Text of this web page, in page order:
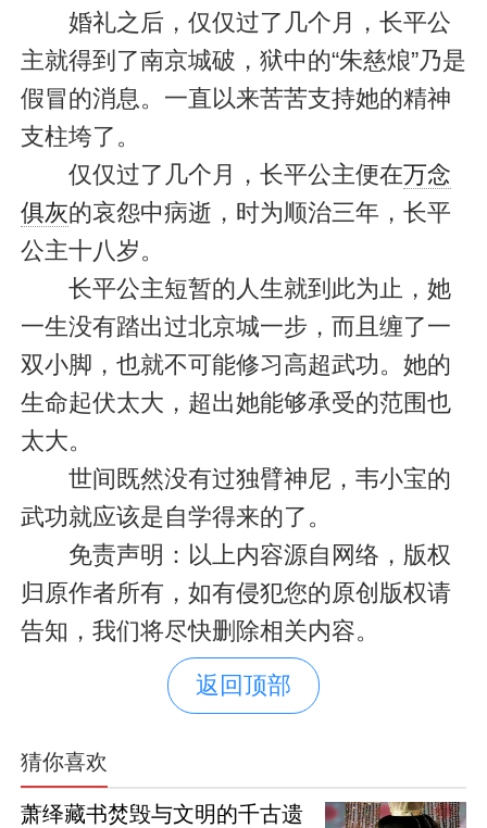
婚礼之后，仅仅过了几个月，长平公
主就得到了南京城破，狱中的“朱慈烺”乃是
假冒的消息。一直以来苦苦支持她的精神
支柱垮了。
仅仅过了几个月，长平公主便在万念
俱灰的哀怨中病逝，时为顺治三年，长平
公主十八岁。
长平公主短暂的人生就到此为止，她
一生没有踏出过北京城一步，而且缠了一
双小脚，也就不可能修习高超武功。她的
生命起伏太大，超出她能够承受的范围也
太大。
世间既然没有过独臂神尼，韦小宝的
武功就应该是自学得来的了。
免责声明：以上内容源自网络，版权
归原作者所有，如有侵犯您的原创版权请
告知，我们将尽快删除相关内容。
返回顶部
猜你喜欢
萧绎藏书焚毁与文明的千古遗